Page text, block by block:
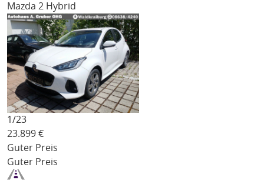
Mazda 2 Hybrid
1/23
23.899 €
Guter Preis
Guter Preis